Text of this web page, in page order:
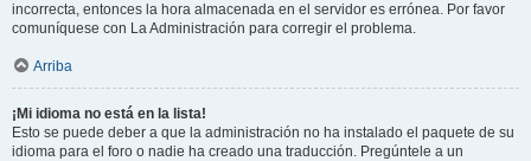
incorrecta, entonces la hora almacenada en el servidor es errónea. Por favor
comuníquese con La Administración para corregir el problema.
Arriba
¡Mi idioma no está en la lista!
Esto se puede deber a que la administración no ha instalado el paquete de su
idioma para el foro o nadie ha creado una traducción. Pregúntele a un